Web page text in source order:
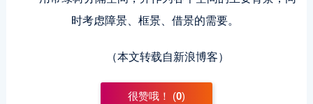
时考虑障景、框景、借景的需要。
（本文转载自新浪博客）
很赞哦！ (0)